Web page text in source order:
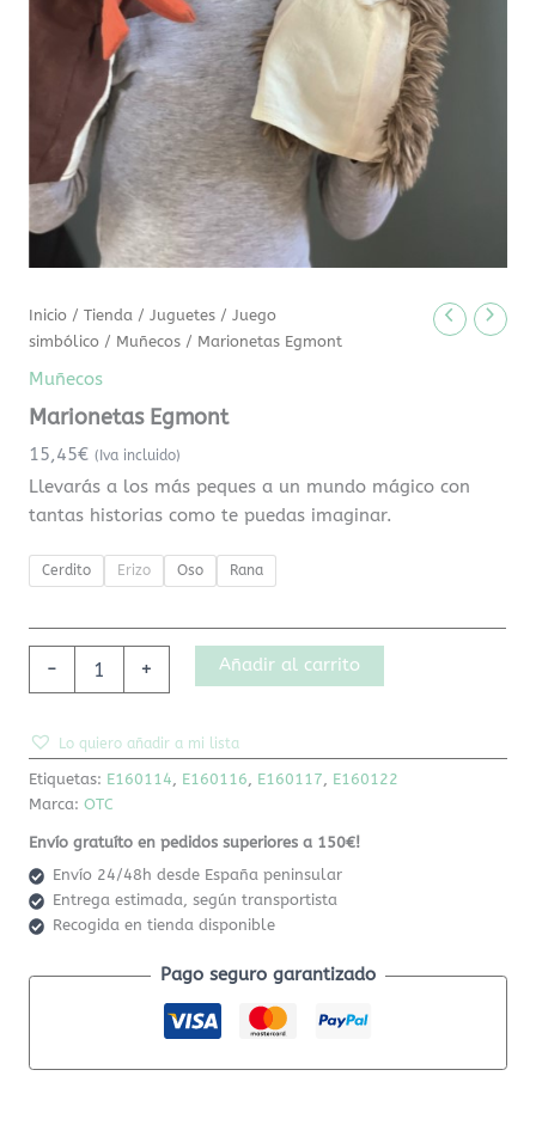
Inicio /Tienda /Juguetes /Juego
simbólico / Muñecos / Marionetas Egmont
Muñecos
Marionetas Egmont
15,45€ (Iva incluido)
Llevarás a los más peques a un mundo mágico con
tantas historias como te puedas imaginar.
Cerdito Erizo Oso Rana
- + Añadir al carrito
Lo quiero añadir a mi lista
Etiquetas: E160114, E160116, E160117, E160122
Marca:OTC
Envío gratuíto en pedidos superiores a 150€!
Envío 24/48h desde España peninsular
Entrega estimada, según transportista
Recogida en tienda disponible
Pago seguro garantizado